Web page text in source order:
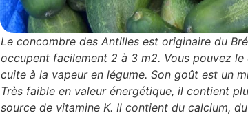
Le concombre des Antilles est originaire du
occupent facilement 2 à 3 m2. Vous pouvez
cuite à la vapeur en légume. Son goût est un
Très faible en valeur énergétique, il contient
source de vitamine K. Il contient du calcium,